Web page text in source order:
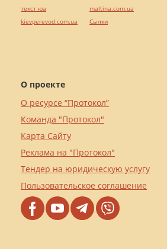
О проекте
О ресурсе “Протокол”
Команда "Протокол"
Карта Сайту
Реклама на "Протокол"
Тендер на юридическую услугу
Пользовательское соглашение
текст юа
kievperevod.com.ua
maltina.com.ua
Cылки